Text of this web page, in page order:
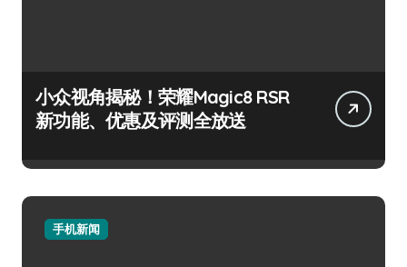
小众视角揭秘！荣耀Magic8 RSR
新功能、优惠及评测全放送
手机新闻